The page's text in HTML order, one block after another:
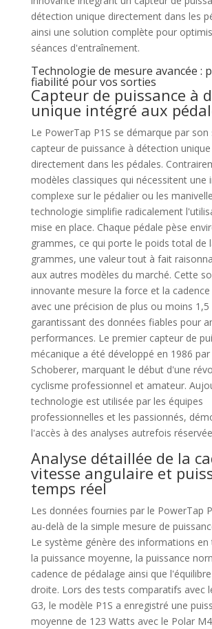
détection unique directement dans les
ainsi une solution complète pour
séances d'entraînement.
Technologie de mesure avancée :
fiabilité pour vos sorties
Capteur de puissance à
unique intégré aux
Le PowerTap P1S se démarque par
capteur de puissance à détection
directement dans les pédales.
modèles classiques qui nécessitent une
complexe sur le pédalier ou les
technologie simplifie radicalement
mise en place. Chaque pédale pèse
grammes, ce qui porte le poids total de
grammes, une valeur tout à fait
aux autres modèles du marché. Cette
innovante mesure la force et la cadence
avec une précision de plus ou moins
garantissant des données fiables pour
performances. Le premier capteur de
mécanique a été développé en 1986 par
Schoberer, marquant le début d'une
cyclisme professionnel et amateur.
technologie est utilisée par les équipes
professionnelles et les passionnés,
l'accès à des analyses autrefois
Analyse détaillée de la
vitesse angulaire et
temps réel
Les données fournies par le PowerTap
au-delà de la simple mesure de
Le système génère des informations
la puissance moyenne, la puissance
cadence de pédalage ainsi que
droite. Lors des tests comparatifs avec
G3, le modèle P1S a enregistré une
moyenne de 123 Watts avec le Polar